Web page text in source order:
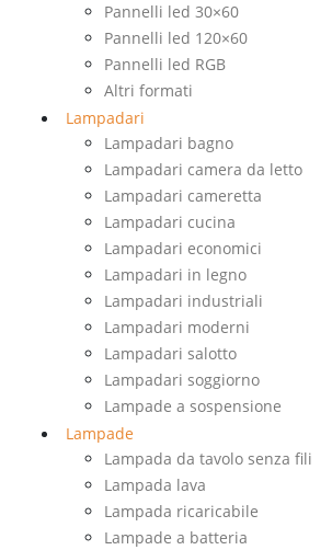
Pannelli led 30×60
Pannelli led 120×60
Pannelli led RGB
Altri formati
Lampadari
Lampadari bagno
Lampadari camera da letto
Lampadari cameretta
Lampadari cucina
Lampadari economici
Lampadari in legno
Lampadari industriali
Lampadari moderni
Lampadari salotto
Lampadari soggiorno
Lampade a sospensione
Lampade
Lampada da tavolo senza fili
Lampada lava
Lampada ricaricabile
Lampade a batteria